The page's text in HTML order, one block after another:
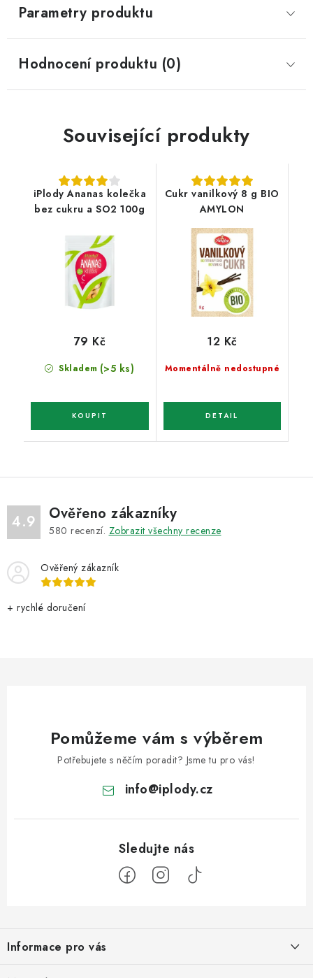
Parametry produktu
Hodnocení produktu (0)
Související produkty
iPlody Ananas kolečka
bez cukru a SO2 100g
Skladem (>5 ks)
79 Kč
Cukr vanilkový 8 g BIO
AMYLON
Momentálně nedostupné
12 Kč
4.9 Ověřeno zákazníky
580 recenzí. Zobrazit všechny recenze
Ověřený zákazník
+ rychlé doručení
Pomůžeme vám s výběrem
Potřebujete s něčím poradit? Jsme tu pro vás!
info@iplody.cz
pInformace pro vás
Doprava a platba